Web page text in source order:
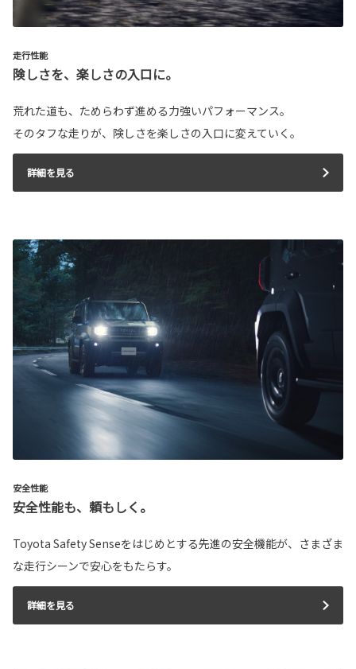
走行性能
険しさを、楽しさの入口に。
荒れた道も、ためらわず進める力強いパフォーマンス。
そのタフな走りが、険しさを楽しさの入口に変えていく。
詳細を見る
安全性能
安全性能も、頼もしく。
Toyota Safety Senseをはじめとする先進の安全機能が、さまざま
な走行シーンで安心をもたらす。
詳細を見る